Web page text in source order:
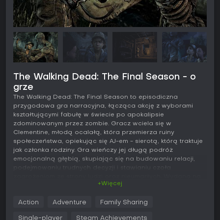
The Walking Dead: The Final Season - o
grze
The Walking Dead: The Final Season to episodiczna
przygodowa gra narracyjna, łącząca akcję z wyborami
kształtującymi fabułę w świecie po apokalipsie
zdominowanym przez zombie. Gracz wciela się w
Clementine, młodą ocalałą, która przemierza ruiny
społeczeństwa, opiekując się AJ-em - sierotą, którą traktuje
jak członka rodziny. Gra wieńczy jej długą podróż
emocjonalną głębią, skupiając się na budowaniu relacji,
podejmowaniu trudnych decyzji i stawianiu czoła
PC, kładzie nacisk na przetrwanie poprzez eksplorację,
która może stać się nowym domem.
+Więcej
Action Adventure Family Sharing
Single-player Steam Achievements